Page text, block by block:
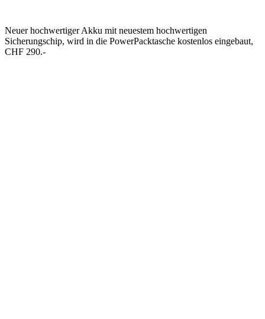
Neuer hochwertiger Akku mit neuestem hochwertigen
Sicherungschip, wird in die PowerPacktasche kostenlos eingebaut,
CHF 290.-